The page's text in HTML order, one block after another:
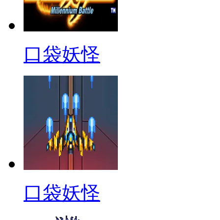
口袋妖怪
口袋妖怪